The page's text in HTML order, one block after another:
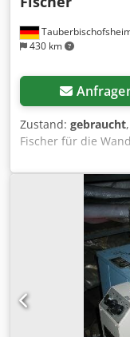
430 km
Zustand: gebraucht
Fischer für die
800 mm Djdpezr Ez